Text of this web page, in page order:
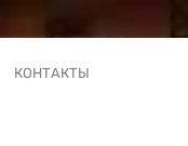
КОНТАКТЫ